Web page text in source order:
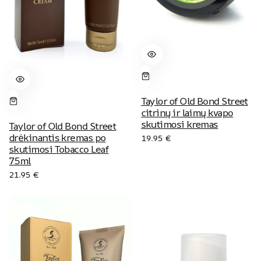
Taylor of Old Bond Street
drėkinantis kremas po
skutimosi Tobacco Leaf
75ml
21.95 €
Taylor of Old Bond Street
citrinų ir laimų kvapo
skutimosi kremas
19.95 €